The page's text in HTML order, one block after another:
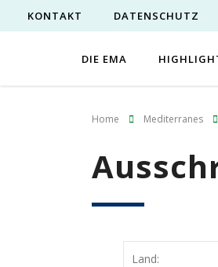
KONTAKT DATENSCHUTZ
DIE EMA
Home Mediterranes
Land: